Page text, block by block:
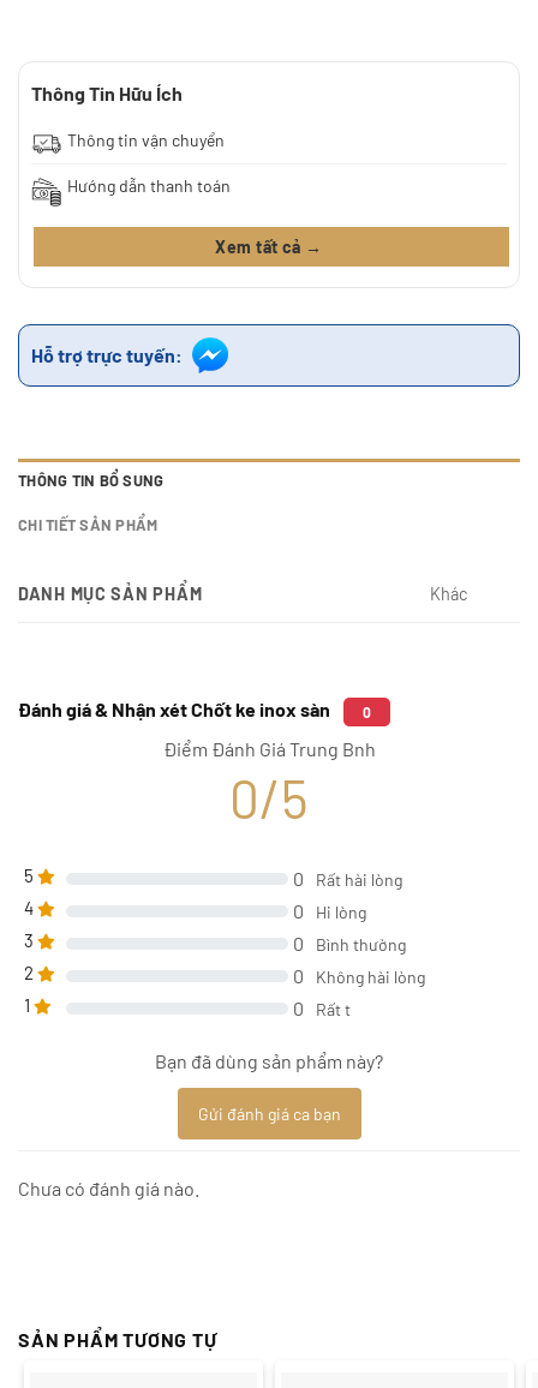
Thông Tin Hữu Ích
Thông tin vận chuyển
Hướng dẫn thanh toán
Xem tất cả →
Hỗ trợ trực tuyến:
THÔNG TIN BỔ SUNG
CHI TIẾT SẢN PHẨM
DANH MỤC SẢN PHẨM Khác
Đánh giá & Nhận xét Chốt ke inox sàn 0
Điểm Đánh Giá Trung Bnh
0/5
5 0 Rất hài lòng
4 0 Hi lòng
3 0 Bình thường
2 0 Không hài lòng
1 0 Rất t
Bạn đã dùng sản phẩm này?
Gửi đánh giá ca bạn
Chưa có đánh giá nào.
SẢN PHẨM TƯƠNG TỰ